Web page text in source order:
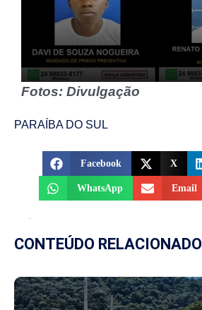
Fotos: Divulgação
PARAÍBA DO SUL
Facebook X
WhatsApp Email
CONTEÚDO RELACIONADO